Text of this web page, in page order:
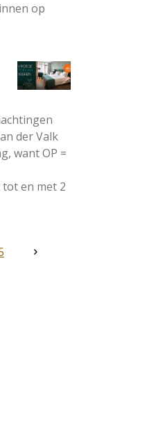
op
der Valk
want OP =
en met 2